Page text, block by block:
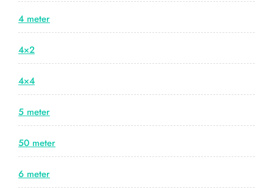
4 meter
4×2
4×4
5 meter
50 meter
6 meter